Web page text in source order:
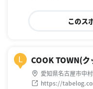
このス
L COOK TOWN(ク
愛知県名古屋市中
https://